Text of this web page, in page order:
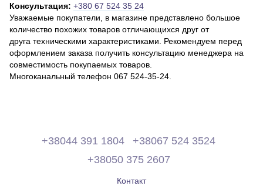
Консультация: +380 67 524 35 24
Уважаемые покупатели, в магазине представлено большое
количество похожих товаров отличающихся друг от
друга техническими характеристиками. Рекомендуем перед
оформлением заказа получить консультацию менеджера на
совместимость покупаемых товаров.
Многоканальный телефон 067 524-35-24.
+38044 391 1804
+38067 524 3524
+38050 375 2607
Контакт